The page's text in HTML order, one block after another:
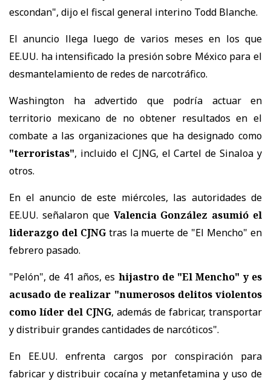
escondan", dijo el fiscal general interino Todd Blanche.
El anuncio llega luego de varios meses en los que
EE.UU. ha intensificado la presión sobre México para el
desmantelamiento de redes de narcotráfico.
Washington ha advertido que podría actuar en
territorio mexicano de no obtener resultados en el
combate a las organizaciones que ha designado como
"terroristas", incluido el CJNG, el Cartel de Sinaloa y
otros.
En el anuncio de este miércoles, las autoridades de
EE.UU. señalaron queValencia González asumió el
liderazgo del CJNGtras la muerte de "El Mencho" en
febrero pasado.
"Pelón", de 41 años, es hijastro de "El Mencho" y es
acusado de realizar "numerosos delitos violentos
como líder del CJNG, además de fabricar, transportar
y distribuir grandes cantidades de narcóticos".
En EE.UU. enfrenta cargos por conspiración para
fabricar y distribuir cocaína y metanfetamina y uso de